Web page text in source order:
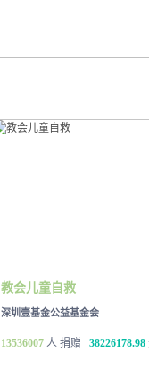
教会儿童自救
深圳壹基金公益基金会
13536007 人 捐赠 38226178.98